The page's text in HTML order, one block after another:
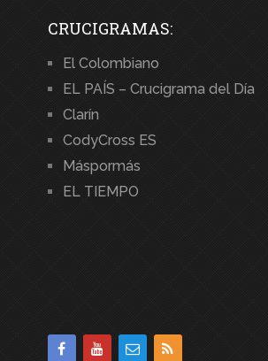
CRUCIGRAMAS:
El Colombiano
EL PAÍS – Crucigrama del Día
Clarín
CodyCross ES
Máspormás
EL TIEMPO